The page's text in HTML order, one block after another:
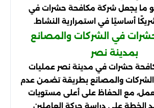
ما يجعل شركة مكافحة حشرات في
أساسيًا في استمرارية النشاط.
في الشركات والمصانع
بمدينة نصر
حشرات في مدينة نصر عمليات
والمصانع بطريقة تضمن عدم
مع الحفاظ على أعلى مستويات
الخطة على دراسة حركة العاملين